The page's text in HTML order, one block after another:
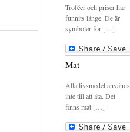
Troféer och priser har
funnits länge. De är
symboler för […]
Mat
Alla livsmedel används
inte till att äta. Det
finns mat […]